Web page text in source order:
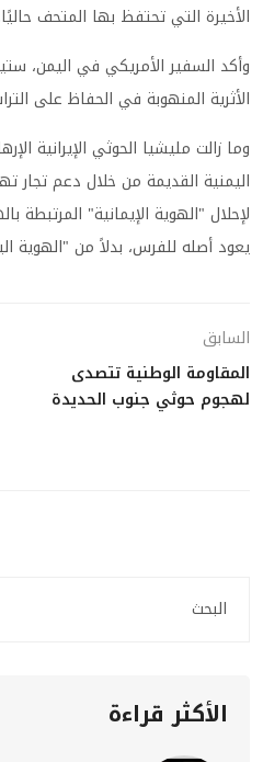
الأخيرة التي تحتفظ بها المتحف حاليًا.
وأكد السفير الأمريكي في اليمن،
الأثرية المنهوبة في الحفاظ على
وما زالت مليشيا الحوثي الإيرانية
اليمنية القديمة من خلال دعم تجار
لإحلال "الهوية الإيمانية" المرتبطة
يعود أصله للفرس، بدلاً من "الهوية
السابق
المقاومة الوطنية تتصدى
لهجوم حوثي جنوب الحديدة
الأكثر قراءة